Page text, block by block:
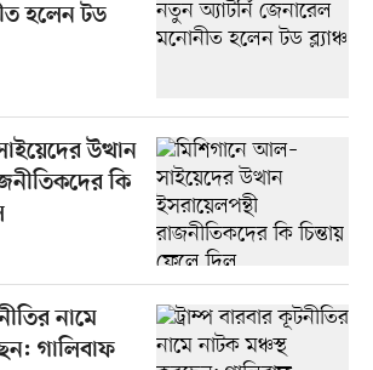
হলেন টড
উত্থান
কি
নামে
গালিবাফ